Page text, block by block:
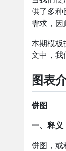
供了多种
需求，因
本期模板
文中，我
图表
饼图
一、释义
饼图，或